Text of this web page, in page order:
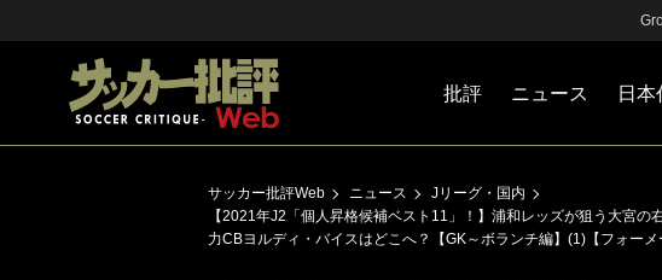
批評 ニュース 日本
サッカー批評Web ニュース
Jリーグ・国内
【2021年J2「個人昇格候補ベスト11」！】浦和レッズが狙う大宮
力CBヨルディ・バイスはどこへ？【GK～ボランチ編】(1)【フォーメ